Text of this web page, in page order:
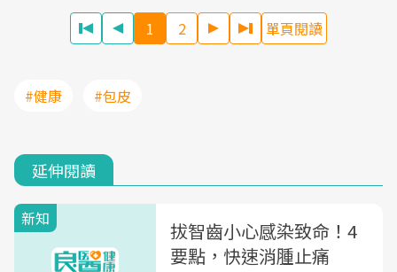
1 2 單頁閱讀
#健康 #包皮
延伸閱讀
新知
拔智齒小心感染致命！4
要點，快速消腫止痛